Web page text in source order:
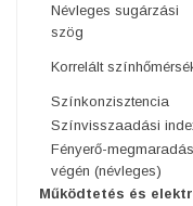
Névleges sugárzási
szög
Korrelált
Színkonzisztencia
Színvisszaadási
Fényerő-
végén (névleges)
Működtetés és